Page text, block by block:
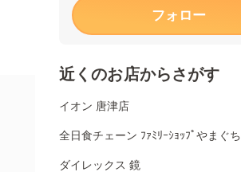
フォロー
近くのお店からさがす
イオン 唐津店
全日食チェーン ﾌｧﾐﾘｰｼｮｯﾌﾟやまぐち
ダイレックス 鏡